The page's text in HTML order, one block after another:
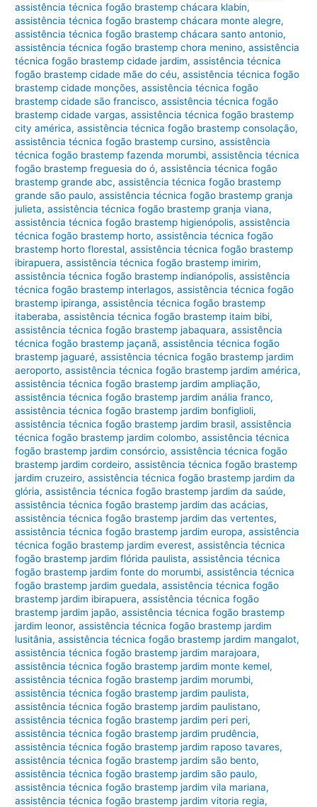
assistência técnica fogão brastemp chácara klabin,
assistência técnica fogão brastemp chácara monte alegre,
assistência técnica fogão brastemp chácara santo antonio,
assistência técnica fogão brastemp chora menino,assistência
técnica fogão brastemp cidade jardim,assistência técnica
fogão brastemp cidade mãe do céu,assistência técnica fogão
brastemp cidade monções,assistência técnica fogão
brastemp cidade são francisco,assistência técnica fogão
brastemp cidade vargas,assistência técnica fogão brastemp
city américa,assistência técnica fogão brastemp consolação,
assistência técnica fogão brastemp cursino,assistência
técnica fogão brastemp fazenda morumbi,assistência técnica
fogão brastemp freguesia do ó,assistência técnica fogão
brastemp grande abc,assistência técnica fogão brastemp
grande são paulo,assistência técnica fogão brastemp granja
julieta,assistência técnica fogão brastemp granja viana,
assistência técnica fogão brastemp higienópolis,assistência
técnica fogão brastemp horto,assistência técnica fogão
brastemp horto florestal,assistência técnica fogão brastemp
ibirapuera,assistência técnica fogão brastemp imirim,
assistência técnica fogão brastemp indianópolis,assistência
técnica fogão brastemp interlagos,assistência técnica fogão
brastemp ipiranga,assistência técnica fogão brastemp
itaberaba,assistência técnica fogão brastemp itaim bibi,
assistência técnica fogão brastemp jabaquara,assistência
técnica fogão brastemp jaçanã,assistência técnica fogão
brastemp jaguaré,assistência técnica fogão brastemp jardim
aeroporto,assistência técnica fogão brastemp jardim américa,
assistência técnica fogão brastemp jardim ampliação,
assistência técnica fogão brastemp jardim anália franco,
assistência técnica fogão brastemp jardim bonfiglioli,
assistência técnica fogão brastemp jardim brasil,assistência
técnica fogão brastemp jardim colombo,assistência técnica
fogão brastemp jardim consórcio,assistência técnica fogão
brastemp jardim cordeiro,assistência técnica fogão brastemp
jardim cruzeiro,assistência técnica fogão brastemp jardim da
glória,assistência técnica fogão brastemp jardim da saúde,
assistência técnica fogão brastemp jardim das acácias,
assistência técnica fogão brastemp jardim das vertentes,
assistência técnica fogão brastemp jardim europa,assistência
técnica fogão brastemp jardim everest,assistência técnica
fogão brastemp jardim flórida paulista,assistência técnica
fogão brastemp jardim fonte do morumbi,assistência técnica
fogão brastemp jardim guedala,assistência técnica fogão
brastemp jardim ibirapuera,assistência técnica fogão
brastemp jardim japão,assistência técnica fogão brastemp
jardim leonor,assistência técnica fogão brastemp jardim
lusitânia,assistência técnica fogão brastemp jardim mangalot,
assistência técnica fogão brastemp jardim marajoara,
assistência técnica fogão brastemp jardim monte kemel,
assistência técnica fogão brastemp jardim morumbi,
assistência técnica fogão brastemp jardim paulista,
assistência técnica fogão brastemp jardim paulistano,
assistência técnica fogão brastemp jardim peri peri,
assistência técnica fogão brastemp jardim prudência,
assistência técnica fogão brastemp jardim raposo tavares,
assistência técnica fogão brastemp jardim são bento,
assistência técnica fogão brastemp jardim são paulo,
assistência técnica fogão brastemp jardim vila mariana,
assistência técnica fogão brastemp jardim vitoria regia,